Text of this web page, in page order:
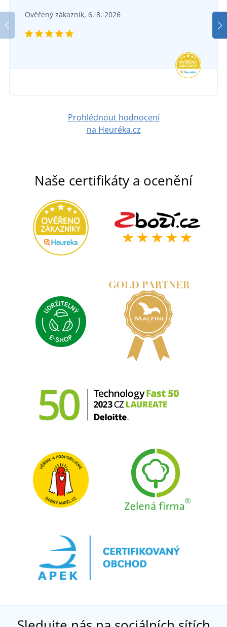
Ověřený zákazník, 6. 8. 2026
Prohlédnout hodnocení
na Heuréka.cz
Naše certifikáty a ocenění